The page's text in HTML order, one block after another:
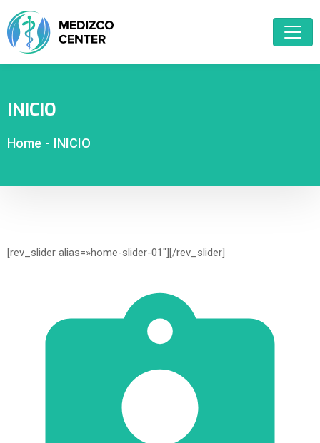
INICIO
Home - INICIO
[rev_slider alias=»home-slider-01″][/rev_slider]